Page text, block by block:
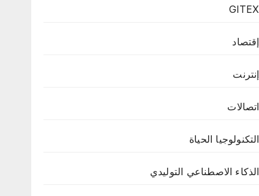
GITEX
إقتصاد
إنترنت
اتصالات
التكنولوجيا الحياة
الذكاء الاصطناعي التوليدي